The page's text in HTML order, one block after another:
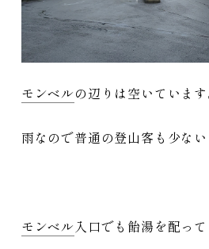
モンベル の辺りは空いています
雨なので普通の登山客も少ない
モンベル 入口でも飴湯を配って